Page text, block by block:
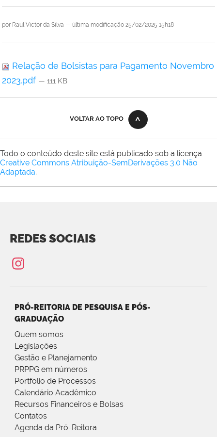
por Raul Victor da Silva — última modificação 25/02/2025 15h18
Relação de Bolsistas para Pagamento Novembro
2023.pdf — 111 KB
VOLTAR AO TOPO
Todo o conteúdo deste site está publicado sob a licença
Creative Commons Atribuição-SemDerivações 3.0 Não
Adaptada.
REDES SOCIAIS
PRÓ-REITORIA DE PESQUISA E PÓS-
GRADUAÇÃO
Quem somos
Legislações
Gestão e Planejamento
PRPPG em números
Portfolio de Processos
Calendário Acadêmico
Recursos Financeiros e Bolsas
Contatos
Agenda da Pró-Reitora